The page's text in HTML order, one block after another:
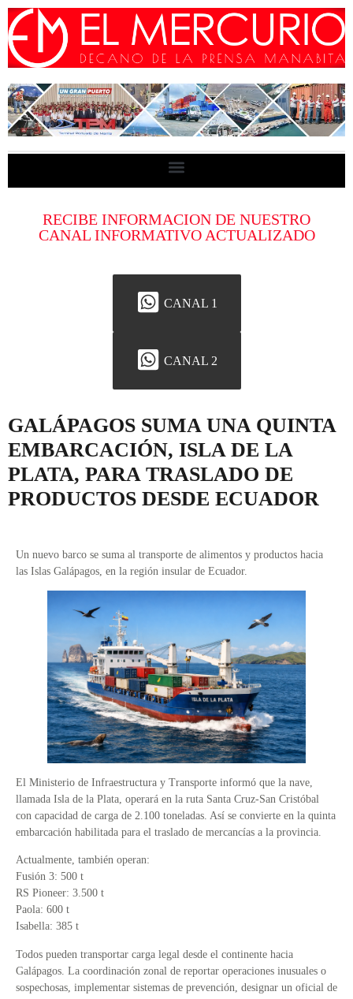
RECIBE INFORMACION DE NUESTRO
CANAL INFORMATIVO ACTUALIZADO
CANAL 1
CANAL 2
GALÁPAGOS SUMA UNA QUINTA
EMBARCACIÓN, ISLA DE LA
PLATA, PARA TRASLADO DE
PRODUCTOS DESDE ECUADOR
Un nuevo barco se suma al transporte de alimentos y productos hacia
las Islas Galápagos, en la región insular de Ecuador.
El Ministerio de Infraestructura y Transporte informó que la nave,
llamada Isla de la Plata, operará en la ruta Santa Cruz-San Cristóbal
con capacidad de carga de 2.100 toneladas. Así se convierte en la quinta
embarcación habilitada para el traslado de mercancías a la provincia.
Actualmente, también operan:
Fusión 3: 500 t
RS Pioneer: 3.500 t
Paola: 600 t
Isabella: 385 t
Todos pueden transportar carga legal desde el continente hacia
Galápagos. La coordinación zonal de reportar operaciones inusuales o
sospechosas, implementar sistemas de prevención, designar un oficial de